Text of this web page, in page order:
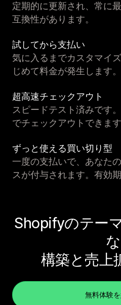
定期的に更新され、常に
互換性があります。
試してから支払い
気に入るまでカスタマイ
じめて料金が発生します。
超高速チェックアウト
スピードテスト済みです
でチェックアウトできます
ずっと使える買い切り型
一度の支払いで、あなた
スが付与されます。有効
Shopifyのテー
な
構築と売上
無料体験